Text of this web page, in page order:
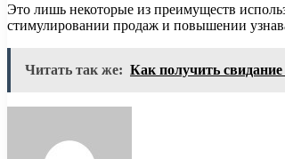
Это лишь некоторые из преимуществ
стимулировании продаж и повышении
Читать так же: Как получить свидание